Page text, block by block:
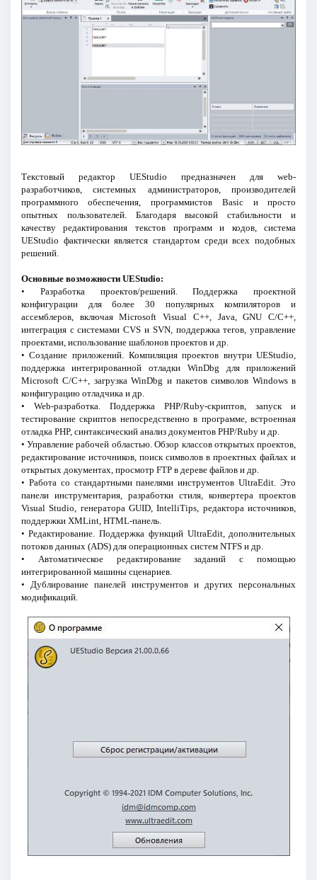
Текстовый редактор UEStudio предназначен для web-
разработчиков, системных администраторов, производителей
программного обеспечения, программистов Basic и просто
опытных пользователей. Благодаря высокой стабильности и
качеству редактирования текстов программ и кодов, система
UEStudio фактически является стандартом среди всех подобных
решений.
Основные возможности UEStudio:
• Разработка проектов/решений. Поддержка проектной
конфигурации для более 30 популярных компиляторов и
ассемблеров, включая Microsoft Visual C++, Java, GNU C/C++,
интеграция с системами CVS и SVN, поддержка тегов, управление
проектами, использование шаблонов проектов и др.
• Создание приложений. Компиляция проектов внутри UEStudio,
поддержка интегрированной отладки WinDbg для приложений
Microsoft C/C++, загрузка WinDbg и пакетов символов Windows в
конфигурацию отладчика и др.
• Web-разработка. Поддержка PHP/Ruby-скриптов, запуск и
тестирование скриптов непосредственно в программе, встроенная
отладка PHP, синтаксический анализ документов PHP/Ruby и др.
• Управление рабочей областью. Обзор классов открытых проектов,
редактирование источников, поиск символов в проектных файлах и
открытых документах, просмотр FTP в дереве файлов и др.
• Работа со стандартными панелями инструментов UltraEdit. Это
панели инструментария, разработки стиля, конвертера проектов
Visual Studio, генератора GUID, IntelliTips, редактора источников,
поддержки XMLint, HTML-панель.
• Редактирование. Поддержка функций UltraEdit, дополнительных
потоков данных (ADS) для операционных систем NTFS и др.
• Автоматическое редактирование заданий с помощью
интегрированной машины сценариев.
• Дублирование панелей инструментов и других персональных
модификаций.